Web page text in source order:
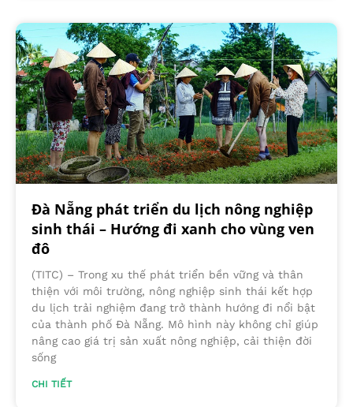
Đà Nẵng phát triển du lịch nông nghiệp
sinh thái – Hướng đi xanh cho vùng ven
đô
(TITC) – Trong xu thế phát triển bền vững và thân
thiện với môi trường, nông nghiệp sinh thái kết hợp
du lịch trải nghiệm đang trở thành hướng đi nổi bật
của thành phố Đà Nẵng. Mô hình này không chỉ giúp
nâng cao giá trị sản xuất nông nghiệp, cải thiện đời
sống
CHI TIẾT